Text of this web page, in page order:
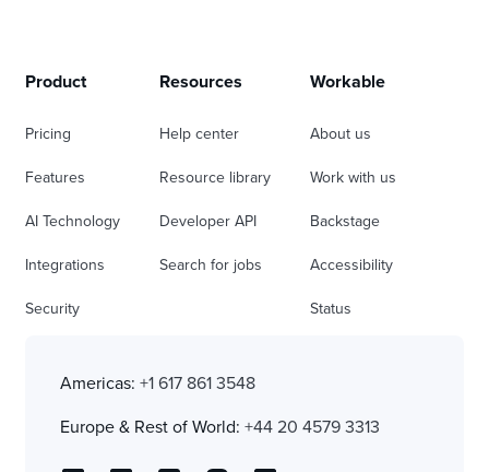
Product
Pricing
Features
AI Technology
Integrations
Security
Resources
Help center
Resource library
Developer API
Search for jobs
Workable
About us
Work with us
Backstage
Accessibility
Status
Americas: +1 617 861 3548
Europe & Rest of World: +44 20 4579 3313